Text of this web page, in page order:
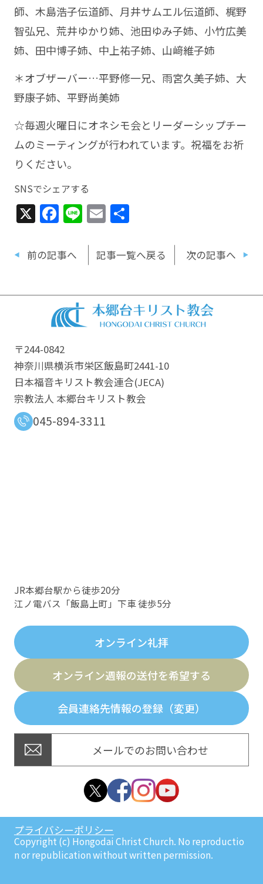
師、木島浩子伝道師、月井サムエル伝道師、梶野
智弘兄、荒井ゆかり姉、池田ゆみ子姉、小竹広美
姉、田中博子姉、中上祐子姉、山﨑維子姉
＊オブザーバー…平野修一兄、雨宮久美子姉、大
野康子姉、平野尚美姉
☆毎週火曜日にオネシモ会とリーダーシップチー
ムのミーティングが行われています。祝福をお祈
りください。
SNSでシェアする
X Facebook
LineEmail
共
前の記事へ 記事一覧へ戻る 次の記事へ
〒244-0842
神奈川県横浜市栄区飯島町2441-10
日本福音キリスト教会連合​(JECA)
宗教法人 本郷台キリスト教会
045-894-3311
JR本郷台駅から徒歩20分
江ノ電バス「飯島上町」下車 徒歩5分
オンライン礼拝
オンライン週報の送付を希望する
会員連絡先情報の登録（変更）
メールでのお問い合わせ
プライバシーポリシー
Copyright (c) Hongodai Christ Church. No reproductio
n or republication without written permission.